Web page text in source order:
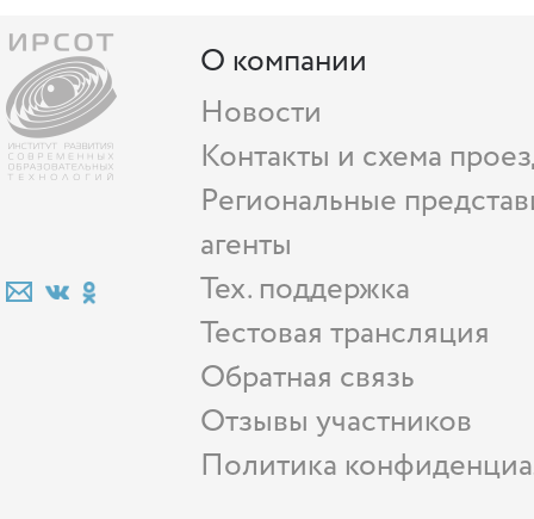
О компании
Новости
Контакты и схема
Региональные
агенты
Тех. поддержка
Тестовая трансляция
Обратная связь
Отзывы участников
Политика